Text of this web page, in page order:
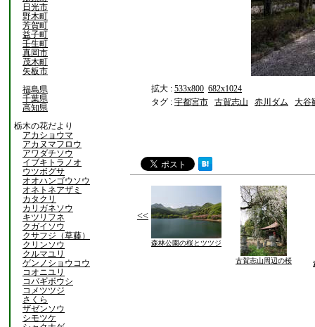
日光市
野木町
芳賀町
益子町
壬生町
真岡市
茂木町
矢板市
福島県
千葉県
高知県
栃木の花だより
アカショウマ
アカヌマフロウ
アワダチソウ
イブキトラノオ
ウツボグサ
オオハンゴウソウ
オネトネアザミ
カタクリ
カリガネソウ
キツリフネ
クガイソウ
クサフジ（草藤）
クリンソウ
クルマユリ
ゲンノショウコウ
コオニユリ
コバギボウシ
コメツツジ
さくら
ザゼンソウ
シモツケ
拡大 : 533x800 682x1024
タグ : 宇都宮市 古賀志山 赤川ダム 大谷
<<
森林公園の桜とツツジ
古賀志山周辺の桜